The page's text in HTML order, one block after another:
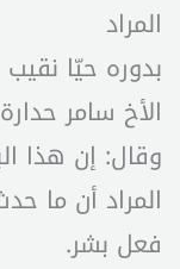
المراد
بدوره حيّا
الأخ سامر
وقال: إن هذا
المراد أن ما
فعل بشر.